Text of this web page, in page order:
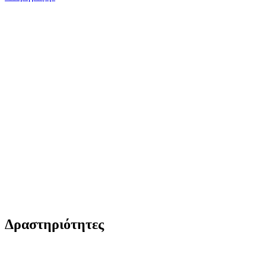
Δραστηριότητες